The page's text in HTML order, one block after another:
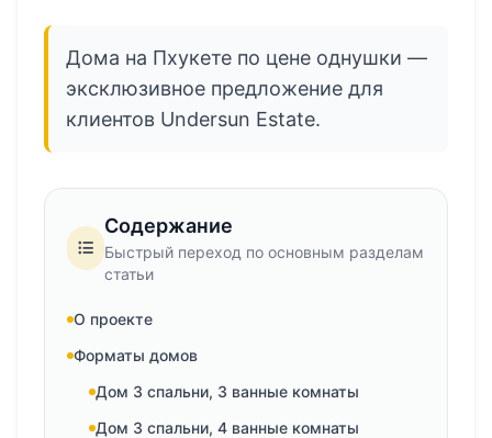
Дома на Пхукете по цене однушки —
эксклюзивное предложение для
клиентов Undersun Estate.
Содержание
Быстрый переход по основным разделам
статьи
О проекте
Форматы домов
Дом 3 спальни, 3 ванные комнаты
Дом 3 спальни, 4 ванные комнаты